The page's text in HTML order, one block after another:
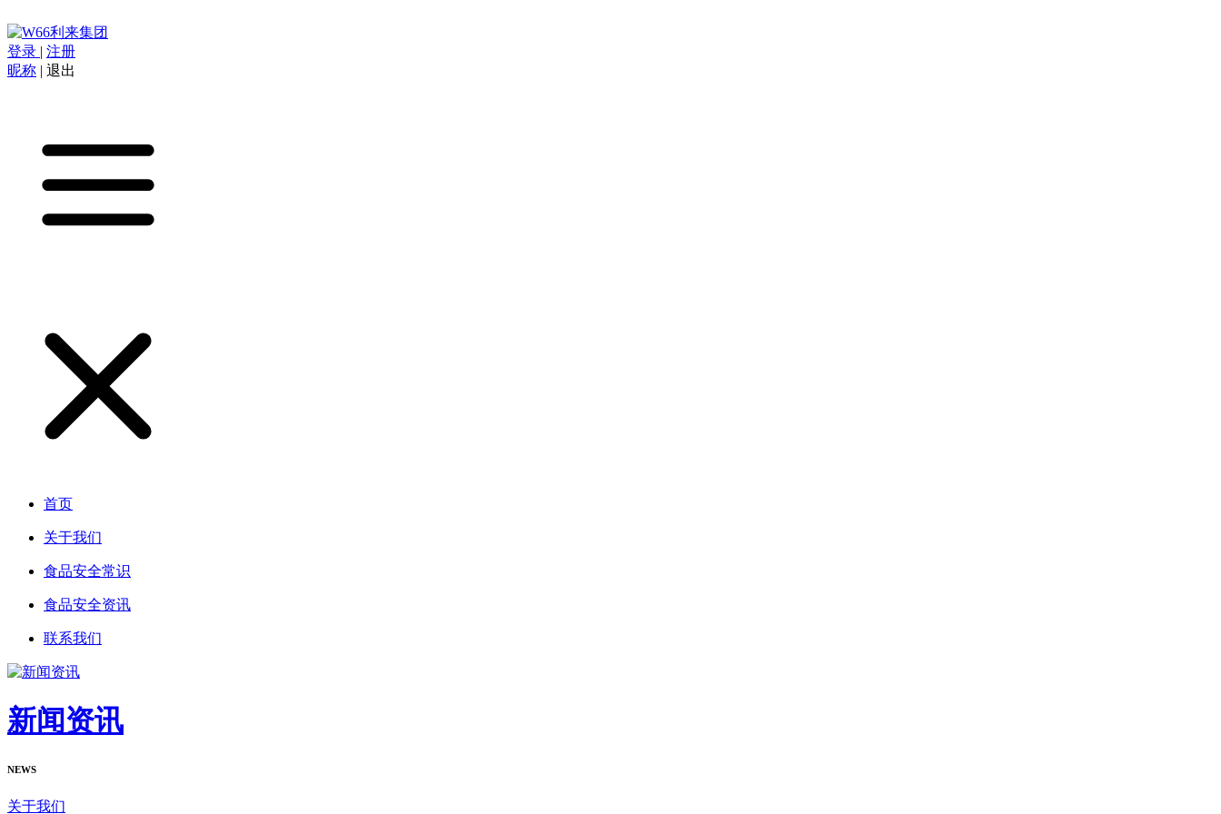
登录 | 注册
昵称 | 退出
首页
关于我们
食品安全常识
食品安全资讯
联系我们
新闻资讯
NEWS
关于我们